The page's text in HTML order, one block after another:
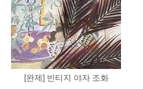
[완제] 빈티지 야자 조화